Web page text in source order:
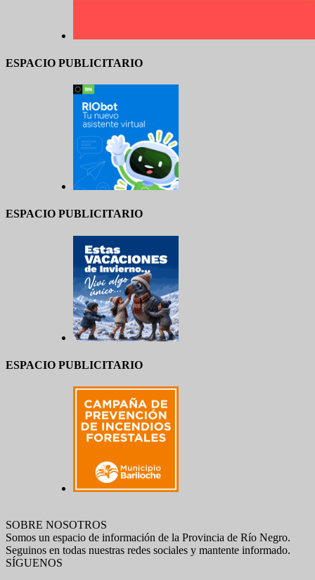
ESPACIO PUBLICITARIO
ESPACIO PUBLICITARIO
ESPACIO PUBLICITARIO
SOBRE NOSOTROS
Somos un espacio de información de la Provincia de Río Negro.
Seguinos en todas nuestras redes sociales y mantente informado.
SÍGUENOS